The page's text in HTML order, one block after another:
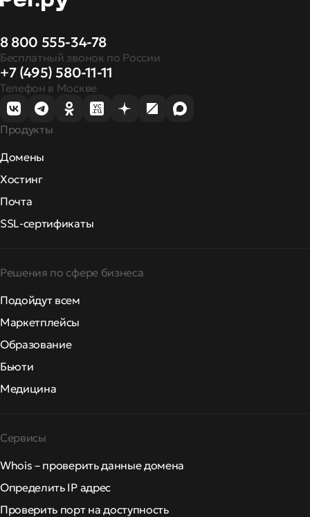
8 800 555-34-78
Бесплатный звонок по России
+7 (495) 580-11-11
Телефон в Москве
Продукты
Домены
Хостинг
Почта
SSL-сертификаты
Решения по сфере бизнеса
Подойдут всем
Маркетплейсы
Образование
Бьюти
Медицина
Сервисы
Whois – проверить данные домена
Определить IP адрес
Проверить порт на доступность